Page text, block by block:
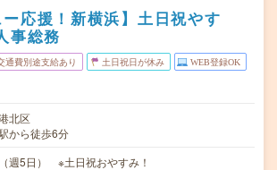
ー応援！新横浜】土日祝やす
事総務
通費別途支給あり 土日祝日が休み WEB登録OK
北区
から徒歩6分
週5日） ※土日祝おやすみ！